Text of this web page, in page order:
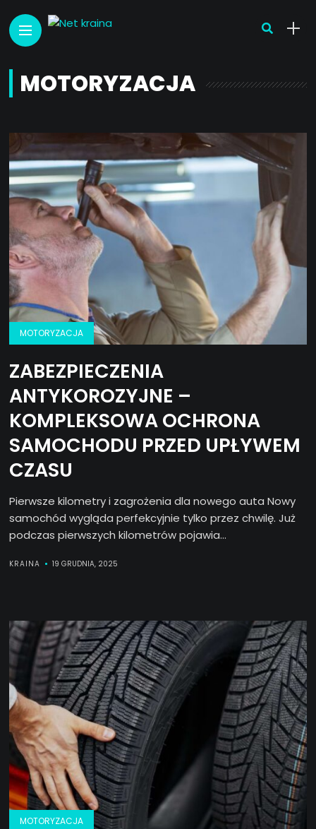
MOTORYZACJA
MOTORYZACJA
ZABEZPIECZENIA
ANTYKOROZYJNE –
KOMPLEKSOWA OCHRONA
SAMOCHODU PRZED UPŁYWEM
CZASU
Pierwsze kilometry i zagrożenia dla nowego auta Nowy
samochód wygląda perfekcyjnie tylko przez chwilę. Już
podczas pierwszych kilometrów pojawia...
KRAINA 19 GRUDNIA, 2025
MOTORYZACJA